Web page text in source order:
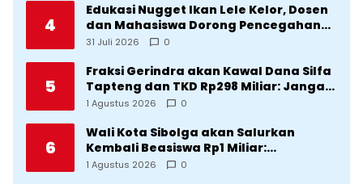
4
Edukasi Nugget Ikan Lele Kelor, Dosen
dan Mahasiswa Dorong Pencegahan
Stunting di Desa Silangkitang
31 Juli 2026 0
5
Fraksi Gerindra akan Kawal Dana Silfa
Tapteng dan TKD Rp298 Miliar: Jangan
Sampai Pekerjaan Pusat dan Provinsi
1 Agustus 2026 0
6
Wali Kota Sibolga akan Salurkan
Kembali Beasiswa Rp1 Miliar:
Diproritaskan Mahasiswa Korban
1 Agustus 2026 0